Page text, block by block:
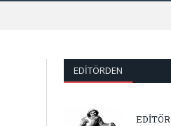
EDITÖRDEN
EDİTÖR